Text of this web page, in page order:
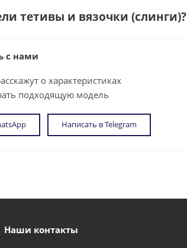
тетивы и вязочки (слинги)?
с нами
о характеристиках
подходящую модель
Написать в Telegram
Наши контакты